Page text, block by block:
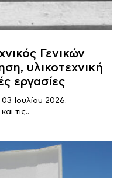
Γενικών
υλικοτεχνική
εργασίες
Ιουλίου 2026.
τις..